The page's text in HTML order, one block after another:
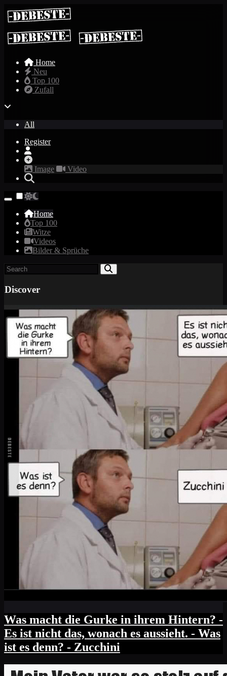
Home
Neu
Top 100
Zufall
All
Register
Image Video
Home
Top 100
Witze
Videos
Bilder & Sprüche
Discover
Was macht die Gurke in ihrem Hintern? -
Es ist nicht das, wonach es aussieht. - Was
ist es denn? - Zucchini